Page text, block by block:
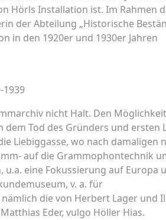
Hörls Installation ist. Im Rahmen
der Abteilung „Historische
in den 1920er und 1930er Jahren
1939
nicht Halt. Den
Tod des Gründers und ersten
Liebiggasse, wo nach damaligen
auf die Grammophontechnik
eine Fokussierung auf Europa
v. a. für
die von Herbert Lager und
Eder, vulgo Höller Hias.